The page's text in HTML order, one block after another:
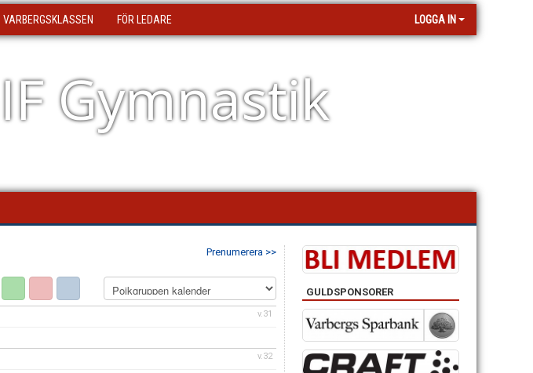
VARBERGSKLASSEN FÖR LEDARE LOGGA IN
Gymnastik
Prenumerera >>
v.31
v.32
GULDSPONSORER